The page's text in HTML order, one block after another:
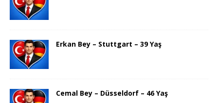
Erkan Bey – Stuttgart – 39 Yaş
Cemal Bey – Düsseldorf – 46 Yaş